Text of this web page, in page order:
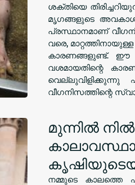
ശക്തിയെ
മൃഗങ്ങളുടെ
പ്രസ്ഥാനമാണ്
വരെ,
കാരണങ്ങളുണ്ട്. ഈ
വശമായതിന്റെ
വെല്ലുവിളിക്കുന്നു
വീഗനിസത്തിന്റെ
മുന്നിൽ
കാലാവസ്ഥാ
നമ്മുടെ കാലത്തെ